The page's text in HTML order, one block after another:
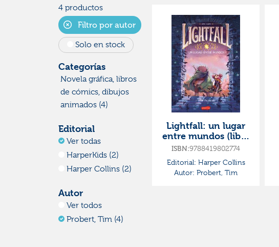
4 productos
Filtro por autor
Solo en stock
Categorías
Novela gráfica, libros
de cómics, dibujos
animados (4)
Editorial
Ver todas
HarperKids (2)
Harper Collins (2)
Autor
Ver todos
Probert, Tim (4)
Lightfall: un lugar
entre mundos (libro
4)
ISBN:9788419802774
Editorial: Harper Collins
Autor: Probert, Tim